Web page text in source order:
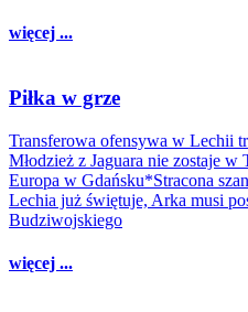
więcej ...
Piłka w grze
Transferowa ofensywa w Lechii
Młodzież z Jaguara nie zostaje w
Europa w Gdańsku*Stracona
Lechia już świętuje, Arka musi
Budziwojskiego
więcej ...